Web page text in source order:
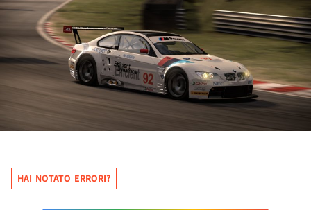
HAI NOTATO ERRORI?